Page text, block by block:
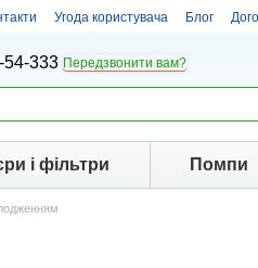
Угода користувача Блог
54-333 Передзвонити вам?
і фільтри Помпи